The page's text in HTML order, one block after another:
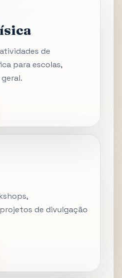
de
para escolas,
de divulgação